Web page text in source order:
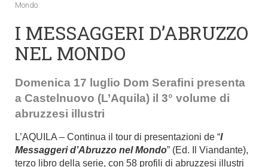
Mondo
I MESSAGGERI D’ABRUZZO
NEL MONDO
Domenica 17 luglio Dom Serafini presenta
a Castelnuovo (L’Aquila) il 3° volume di
abruzzesi illustri
L’AQUILA – Continua il tour di presentazioni de “I
Messaggeri d’Abruzzo nel Mondo” (Ed. Il Viandante),
terzo libro della serie, con 58 profili di abruzzesi illustri